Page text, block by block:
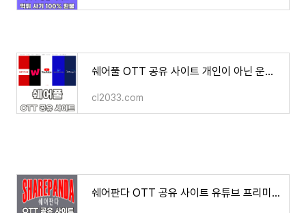
쉐어풀 OTT 공유 사이트 개인이 아닌 운영진 공유 계정 판매 결합 스트리밍
cl2033.com
쉐어판다 OTT 공유 사이트 유튜브 프리미엄 월 2,500원 넷플릭스 월 5,000원